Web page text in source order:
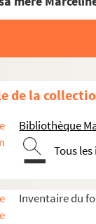
de la
Bibliothèque
Tous
Inventaire du
Valmore
Copie de lettre
Lettre à sa mère
Lettre à sa mère
Lettre à sa mère